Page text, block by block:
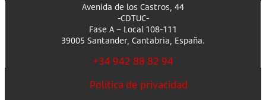
Avenida de los Castros, 44
-CDTUC-
Fase A – Local 108-111
39005 Santander, Cantabria, España.
+34 942 88 82 94
Política de privacidad